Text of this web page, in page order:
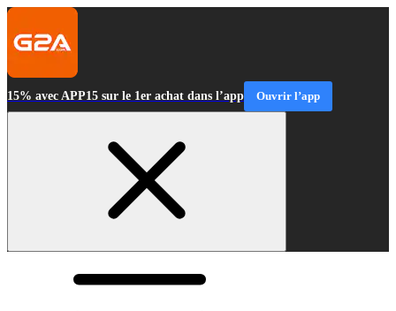
15% avec APP15 sur le 1er achat dans l’app Ouvrir l’app